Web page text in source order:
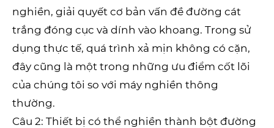
nghiền, giải quyết cơ bản vấn đề đường cát
trắng đóng cục và dính vào khoang. Trong sử
dụng thực tế, quá trình xả mịn không có cặn,
đây cũng là một trong những ưu điểm cốt lõi
của chúng tôi so với máy nghiền thông
thường.
Câu 2: Thiết bị có thể nghiền thành bột đường